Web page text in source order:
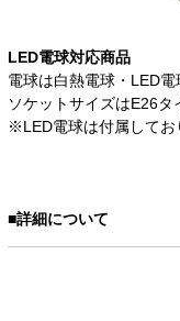
LED電球対応商品
電球は白熱電球・LED電
ソケットサイズはE26タ
※LED電球は付属してお
■詳細について